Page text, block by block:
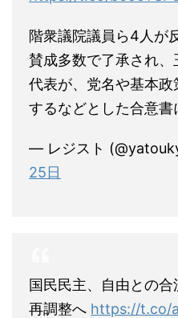
階衆議院議員ら4人が
賛成多数で了承され
代表が、党名や基本
するなどとした合意書
— レジスト
25日
国民民主、自由との
再調整へ https://t.co/